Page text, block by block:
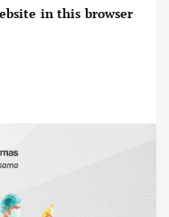
in this browser